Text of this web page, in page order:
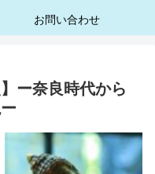
お問い合わせ
ー奈良時代から